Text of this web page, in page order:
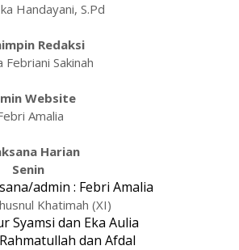
Handayani, S.Pd
Redaksi
Febriani Sakinah
Website
Amalia
Harian
Senin
admin : Febri Amalia
Khatimah (XI)
Syamsi dan Eka Aulia
dan Afdal